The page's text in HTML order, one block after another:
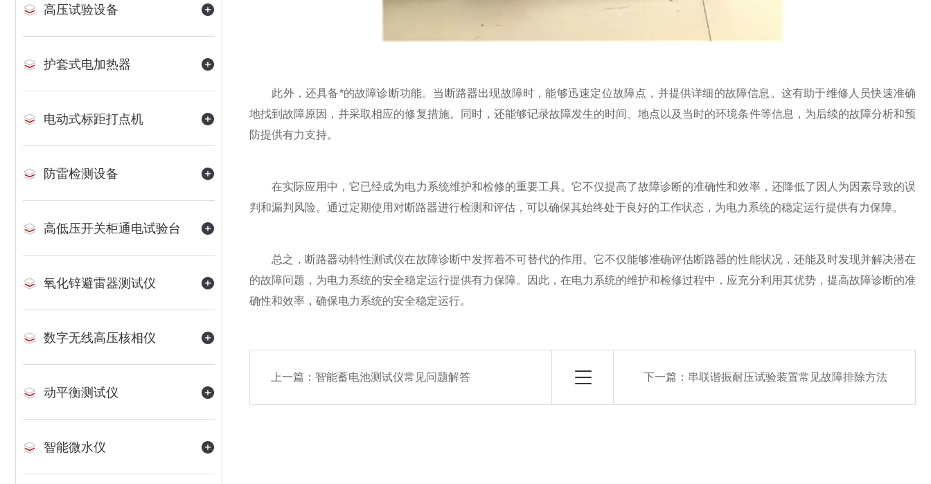
高压试验设备
护套式电加热器
电动式标距打点机
防雷检测设备
高低压开关柜通电试验台
氧化锌避雷器测试仪
数字无线高压核相仪
动平衡测试仪
智能微水仪
此外，还具备*的故障诊断功能。当断路器出现故障时，能够迅速定位故障点，并提供详细的故障信息。这有助于维修人员快速准确
地找到故障原因，并采取相应的修复措施。同时，还能够记录故障发生的时间、地点以及当时的环境条件等信息，为后续的故障分析和预
防提供有力支持。
在实际应用中，它已经成为电力系统维护和检修的重要工具。它不仅提高了故障诊断的准确性和效率，还降低了因人为因素导致的误
判和漏判风险。通过定期使用对断路器进行检测和评估，可以确保其始终处于良好的工作状态，为电力系统的稳定运行提供有力保障。
总之，断路器动特性测试仪在故障诊断中发挥着不可替代的作用。它不仅能够准确评估断路器的性能状况，还能及时发现并解决潜在
的故障问题，为电力系统的安全稳定运行提供有力保障。因此，在电力系统的维护和检修过程中，应充分利用其优势，提高故障诊断的准
确性和效率，确保电力系统的安全稳定运行。
上一篇： 智能蓄电池测试仪常见问题解答 下一篇： 串联谐振耐压试验装置常见故障排除方法